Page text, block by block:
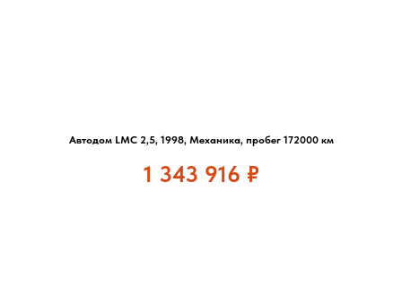
Автодом LMC 2,5, 1998, Механика, пробег 172000 км
1 343 916 ₽